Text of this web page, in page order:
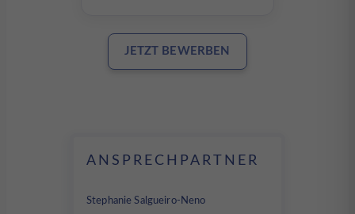
JETZT BEWERBEN
ANSPRECHPARTNER
Stephanie Salgueiro-Neno